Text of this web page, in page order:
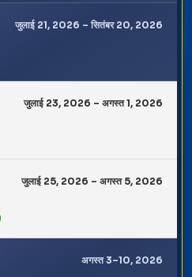
जुलाई 21, 2026 – सितंबर 20, 2026
जुलाई 23, 2026 – अगस्त 1, 2026
जुलाई 25, 2026 – अगस्त 5, 2026
अगस्त 3–10, 2026